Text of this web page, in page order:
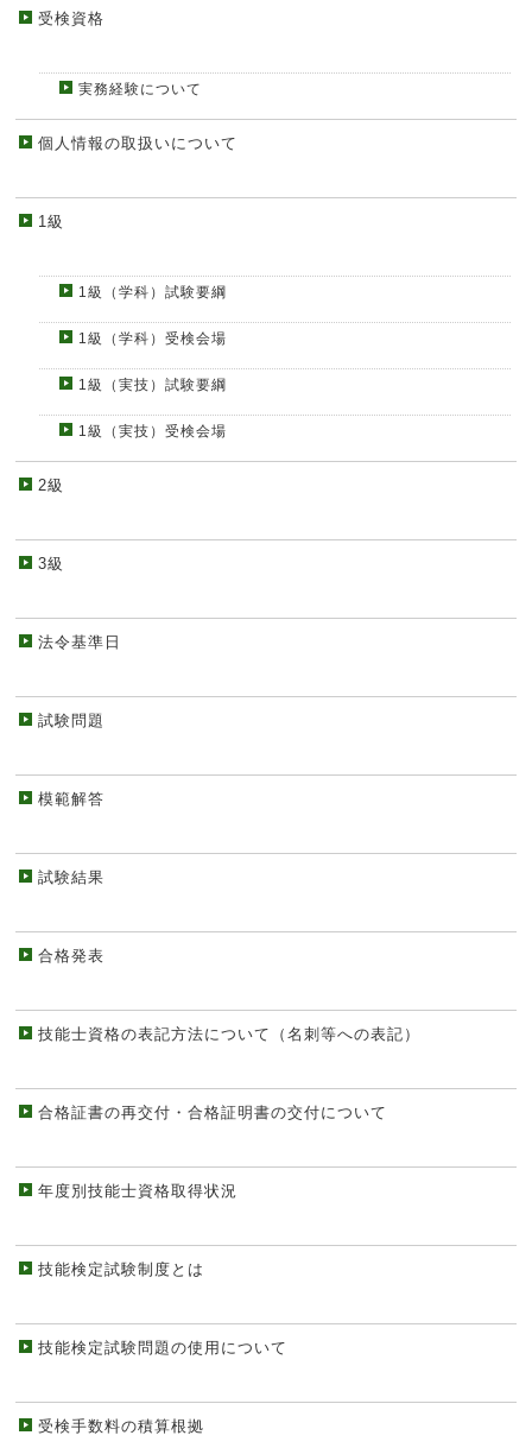
受検資格
実務経験について
個人情報の取扱いについて
1級
1級（学科）試験要綱
1級（学科）受検会場
1級（実技）試験要綱
1級（実技）受検会場
2級
3級
法令基準日
試験問題
模範解答
試験結果
合格発表
技能士資格の表記方法について（名刺等への表記）
合格証書の再交付・合格証明書の交付について
年度別技能士資格取得状況
技能検定試験制度とは
技能検定試験問題の使用について
受検手数料の積算根拠